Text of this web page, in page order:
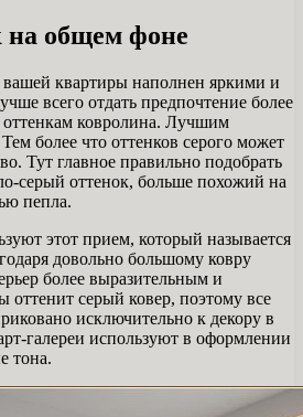
на общем фоне
вашей квартиры наполнен яркими и
всего отдать предпочтение более
ковролина. Лучшим
более что оттенков серого может
Тут главное правильно подобрать
серый оттенок, больше похожий на
пепла.
этот прием, который называется
довольно большому ковру
более выразительным и
серый ковер, поэтому все
исключительно к декору в
галереи используют в оформлении
тона.